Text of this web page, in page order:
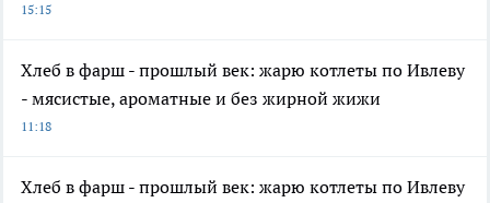
15:15
Хлеб в фарш - прошлый век: жарю котлеты по Ивлеву
- мясистые, ароматные и без жирной жижи
11:18
Хлеб в фарш - прошлый век: жарю котлеты по Ивлеву